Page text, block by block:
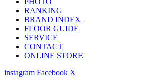
PHOTO
RANKING
BRAND INDEX
FLOOR GUIDE
SERVICE
CONTACT
ONLINE STORE
instagram Facebook X